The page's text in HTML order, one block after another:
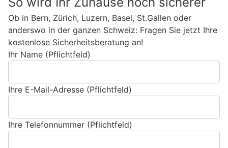
Ob in Bern, Zürich, Luzern, Basel, St.Gallen oder
anderswo in der ganzen Schweiz: Fragen Sie jetzt Ihre
kostenlose Sicherheitsberatung an!
Ihr Name (Pflichtfeld)
Ihre E-Mail-Adresse (Pflichtfeld)
Ihre Telefonnummer (Pflichtfeld)